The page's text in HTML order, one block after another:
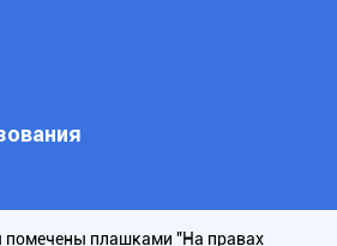
плашками "На правах